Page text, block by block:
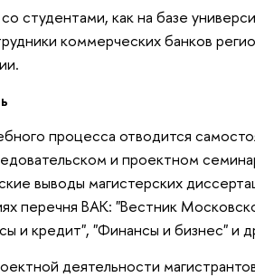
студентами, как на базе
коммерческих банков
процесса отводится
и проектном
выводы магистерских
перечня ВАК: "Вестник
и кредит", "Финансы и бизнес" и
деятельности